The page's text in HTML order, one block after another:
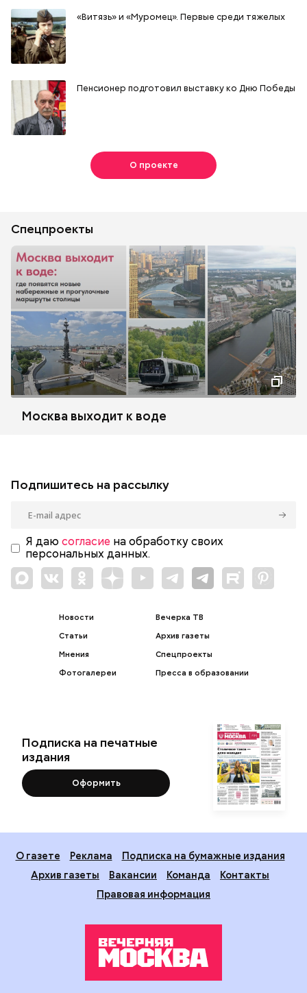
«Витязь» и «Муромец». Первые среди тяжелых
Пенсионер подготовил выставку ко Дню Победы
О проекте
Спецпроекты
Москва выходит к воде
Подпишитесь на рассылку
Я даю согласие на обработку своих
персональных данных.
Новости
Статьи
Мнения
Фотогалереи
Вечерка ТВ
Архив газеты
Спецпроекты
Пресса в образовании
Подписка на печатные
издания
Оформить
О газете Реклама
Подписка на бумажные издания
Архив газеты
Вакансии Команда
Контакты
Правовая информация